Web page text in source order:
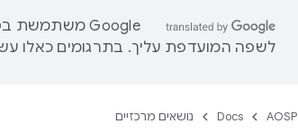
לשפה המועדפת עליך. בתרגומים כאלו
AOSP
Docs נושאים מרכזיים